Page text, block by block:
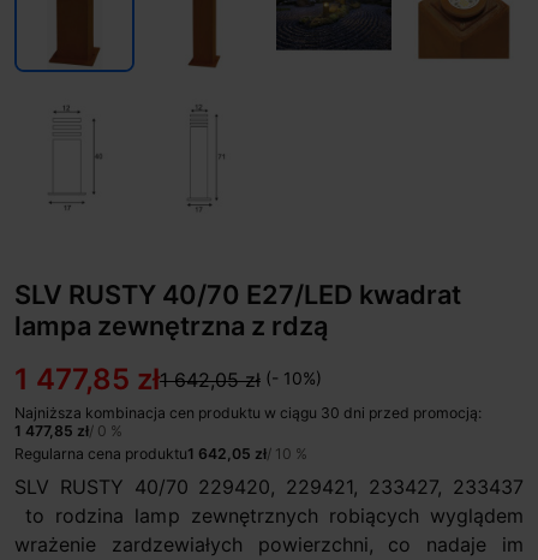
SLV RUSTY 40/70 E27/LED kwadrat
lampa zewnętrzna z rdzą
1 477,85 zł1 642,05 zł (- 10%)
Najniższa kombinacja cen produktu w ciągu 30 dni przed promocją:
1 477,85 zł/ 0 %
Regularna cena produktu1 642,05 zł/ 10 %
SLV RUSTY 40/70 229420, 229421, 233427, 233437
to rodzina lamp zewnętrznych robiących wyglądem
wrażenie zardzewiałych powierzchni, co nadaje im